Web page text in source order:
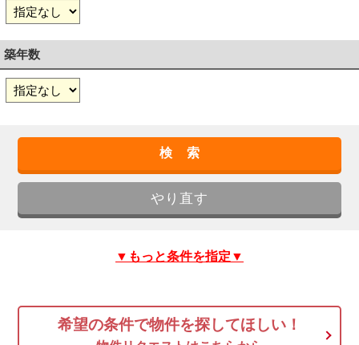
築年数
▼もっと条件を指定▼
希望の条件で物件を探してほしい！